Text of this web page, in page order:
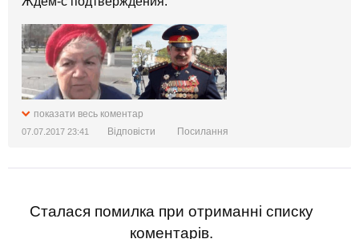
показати весь коментар
07.07.2017 23:41 Відповісти Посилання
Сталася помилка при отриманні списку
коментарів.